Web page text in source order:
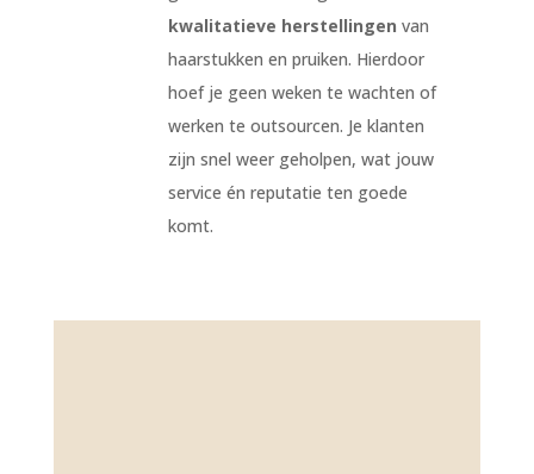
kwalitatieve herstellingen van
haarstukken en pruiken. Hierdoor
hoef je geen weken te wachten of
werken te outsourcen. Je klanten
zijn snel weer geholpen, wat jouw
service én reputatie ten goede
komt.